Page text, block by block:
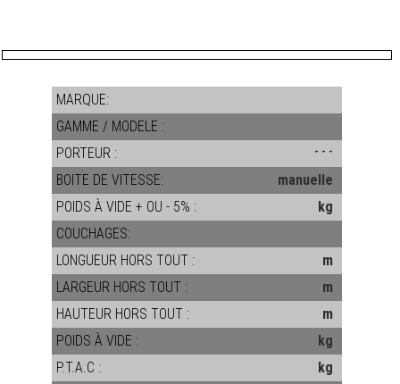
MARQUE:
GAMME / MODELE :
PORTEUR :
- - -
BOITE DE VITESSE:
manuelle
POIDS À VIDE + OU - 5% :
kg
COUCHAGES:
LONGUEUR HORS TOUT :
m
LARGEUR HORS TOUT :
m
HAUTEUR HORS TOUT :
m
POIDS À VIDE :
kg
P.T.A.C :
kg